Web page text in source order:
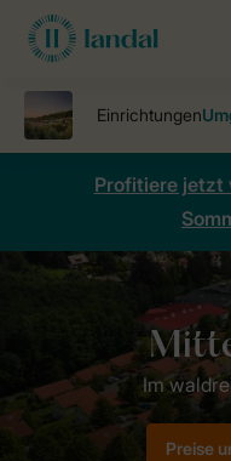
Profitiere jetzt
Ferienpark
Preise